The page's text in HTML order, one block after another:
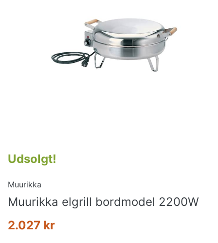
Udsolgt!
Muurikka
Muurikka elgrill bordmodel 2200W
2.027 kr